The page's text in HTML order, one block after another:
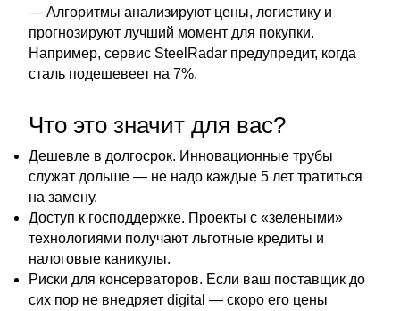
— Алгоритмы анализируют цены, логистику и
прогнозируют лучший момент для покупки.
Например, сервис SteelRadar предупредит, когда
сталь подешевеет на 7%.
Что это значит для вас?
Дешевле в долгосрок. Инновационные трубы
служат дольше — не надо каждые 5 лет тратиться
на замену.
Доступ к господдержке. Проекты с «зелеными»
технологиями получают льготные кредиты и
налоговые каникулы.
Риски для консерваторов. Если ваш поставщик до
сих пор не внедряет digital — скоро его цены